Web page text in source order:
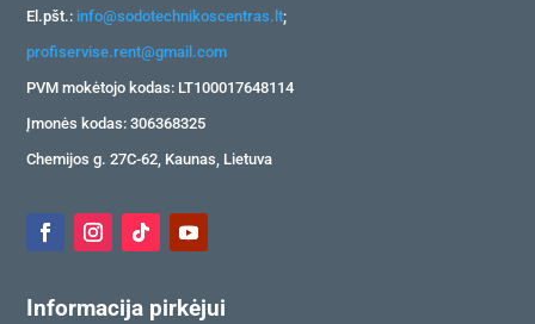
El.pšt.: info@sodotechnikoscentras.lt;
profiservise.rent@gmail.com
PVM mokėtojo kodas: LT100017648114
Įmonės kodas: 306368325
Chemijos g. 27C-62, Kaunas, Lietuva
Informacija pirkėjui